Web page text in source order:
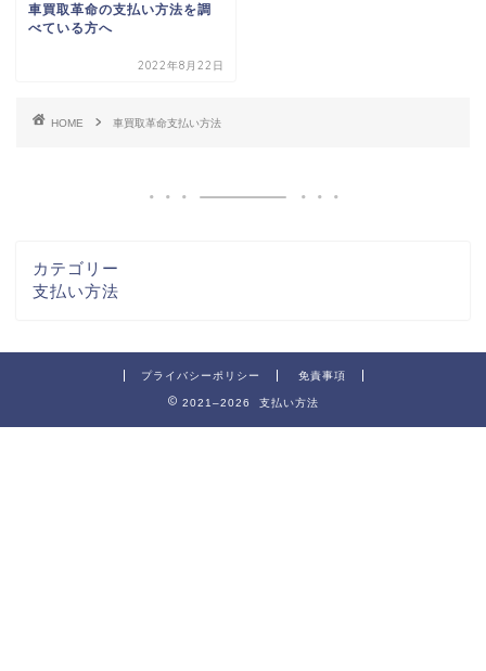
車買取革命の支払い方法を調
べている方へ
2022年8月22日
HOME 車買取革命支払い方法
カテゴリー
支払い方法
プライバシーポリシー 免責事項
2021–2026 支払い方法